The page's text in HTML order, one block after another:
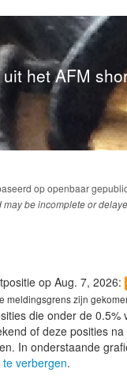
het AFM
op openbaar
be incomplete or
op Aug. 7, 2026:
meldingsgrens zijn
die onder de
of deze posities
In onderstaande
verbergen.